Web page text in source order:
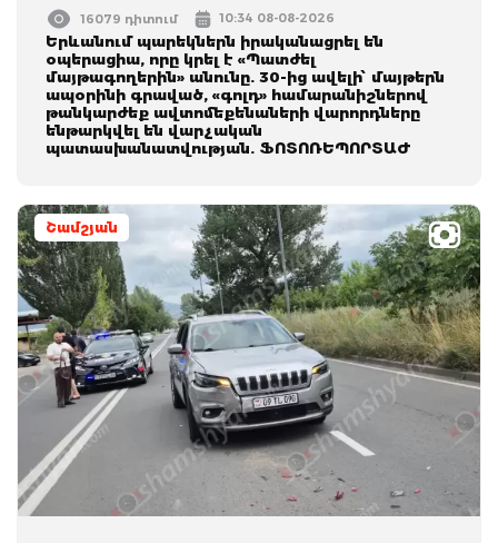
16079 դիտում 10:34 08-08-2026
Երևանում պարեկներն իրականացրել են
օպերացիա, որը կրել է «Պատժել
մայթագողերին» անունը. 30-ից ավելի՝ մայթերն
ապօրինի գրաված, «գոլդ» համարանիշներով
թանկարժեք ավտոմեքենաների վարորդները
ենթարկվել են վարչական
պատասխանատվության. ՖՈՏՈՌԵՊՈՐՏԱԺ
Շամշյան